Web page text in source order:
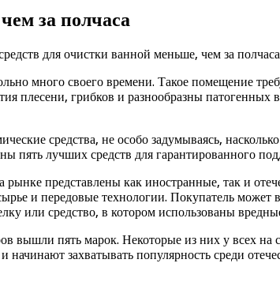
за полчаса
для очистки ванной меньше, чем за полчаса
много своего времени. Такое помещение
плесени, грибков и разнообразны
средства, не особо задумываясь,
пять лучших средств для гарантированного
представлены как иностранные, так и
и передовые технологии. Покупатель
или средство, в котором использованы
вышли пять марок. Некоторые из них у всех
захватывать популярность среди